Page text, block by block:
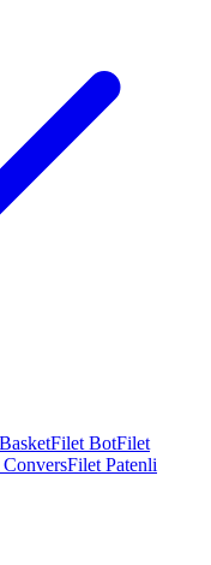
Filet BotFilet
Filet Patenli